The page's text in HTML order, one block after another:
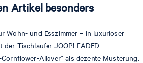
Artikel besonders
Wohn- und Esszimmer – in luxuriöser
der Tischläufer JOOP! FADED
Cornflower-Allover“ als dezente Musterung.